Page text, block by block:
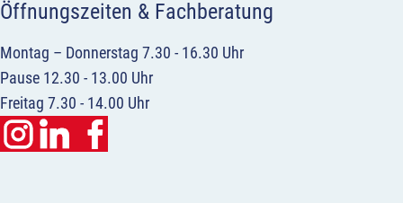
Öffnungszeiten & Fachberatung
Montag – Donnerstag 7.30 - 16.30 Uhr
Pause 12.30 - 13.00 Uhr
Freitag 7.30 - 14.00 Uhr